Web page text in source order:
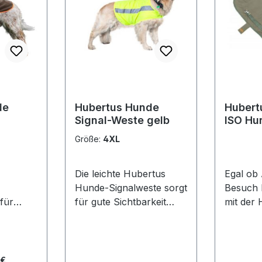
Hubertus Hunde
Signal-Weste gelb
Größe: 4XL
Die leichte Hubertus
Hunde-Signalweste sorgt
für gute Sichtbarkeit
ISO
Egal ob
mit der